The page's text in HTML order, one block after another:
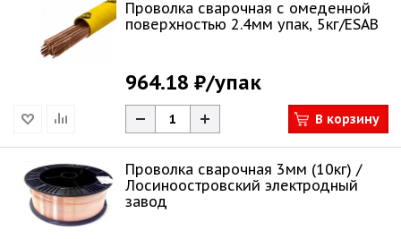
Проволка сварочная с омеденной
поверхностью 2.4мм упак, 5кг/ESAB
964.18 ₽/упак
В корзину
Проволка сварочная 3мм (10кг) /
Лосиноостровский электродный
завод